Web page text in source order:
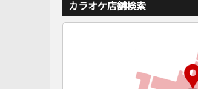
カラオケ店舗検索